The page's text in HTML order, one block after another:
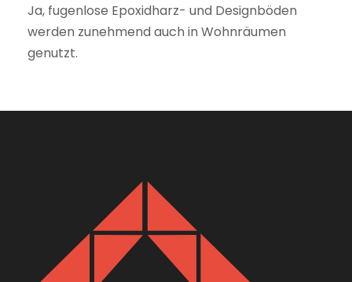
Ja, fugenlose Epoxidharz- und Designböden
werden zunehmend auch in Wohnräumen
genutzt.